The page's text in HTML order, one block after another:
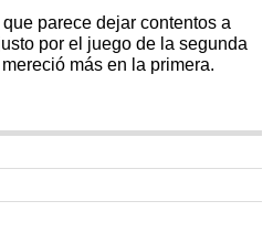
parece dejar contentos a
por el juego de la segunda
más en la primera.